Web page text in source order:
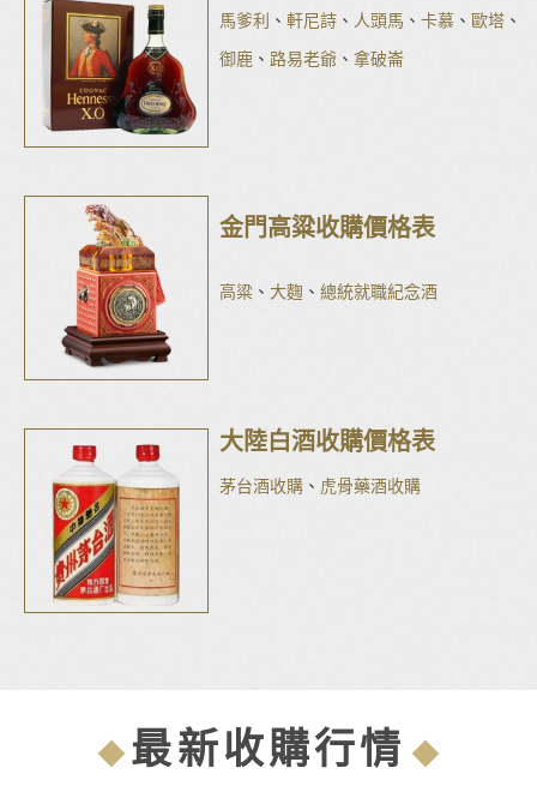
馬爹利 、 軒尼詩 、 人頭馬 、 卡慕 、 歐塔 、
御鹿 、 路易老爺 、 拿破崙
金門高粱收購價格表
高粱 、 大麴 、 總統就職紀念酒
大陸白酒收購價格表
茅台酒收購 、 虎骨藥酒收購
最新收購行情